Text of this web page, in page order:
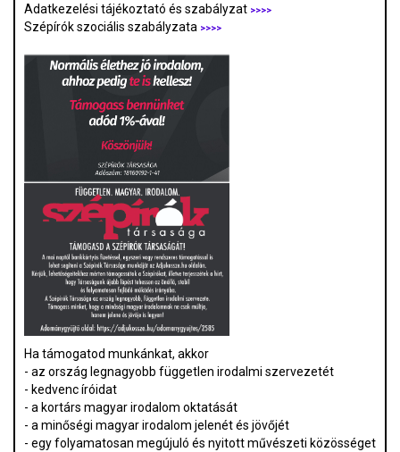
Adatkezelési tájékoztató és szabályzat >>>>
Szépírók szociális szabályzata >>>>
Ha támogatod munkánkat, akkor
- az ország legnagyobb független irodalmi szervezetét
- kedvenc íróidat
- a kortárs magyar irodalom oktatását
- a minőségi magyar irodalom jelenét és jövőjét
- egy folyamatosan megújuló és nyitott művészeti közösséget